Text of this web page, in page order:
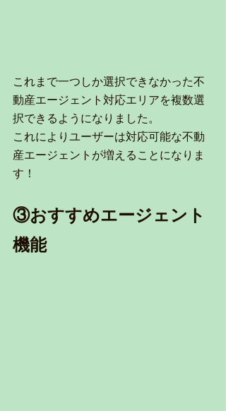
これまで一つしか選択できなかった不
動産エージェント対応エリアを複数選
択できるようになりました。
これによりユーザーは対応可能な不動
産エージェントが増えることになりま
す！
③おすすめエージェント
機能